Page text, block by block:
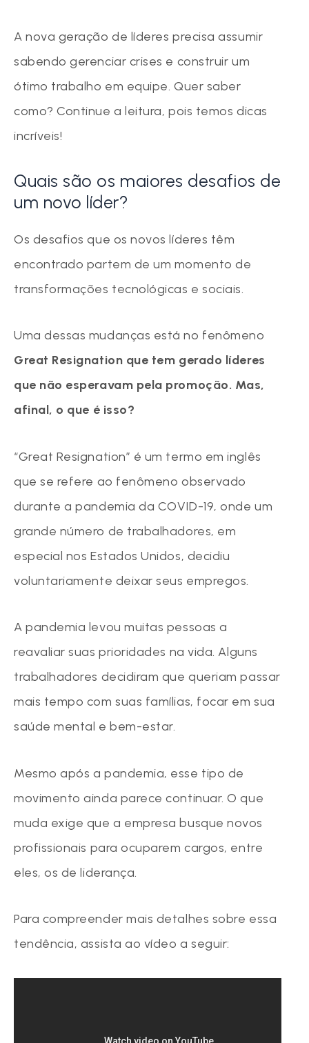
A nova geração de líderes precisa assumir
sabendo gerenciar crises e construir um
ótimo trabalho em equipe. Quer saber
como? Continue a leitura, pois temos dicas
incríveis!
Quais são os maiores desafios de
um novo líder?
Os desafios que os novos líderes têm
encontrado partem de um momento de
transformações tecnológicas e sociais.
Uma dessas mudanças está no fenômeno
Great Resignation que tem gerado líderes
que não esperavam pela promoção. Mas,
afinal, o que é isso?
“Great Resignation” é um termo em inglês
que se refere ao fenômeno observado
durante a pandemia da COVID-19, onde um
grande número de trabalhadores, em
especial nos Estados Unidos, decidiu
voluntariamente deixar seus empregos.
A pandemia levou muitas pessoas a
reavaliar suas prioridades na vida. Alguns
trabalhadores decidiram que queriam passar
mais tempo com suas famílias, focar em sua
saúde mental e bem-estar.
Mesmo após a pandemia, esse tipo de
movimento ainda parece continuar. O que
muda exige que a empresa busque novos
profissionais para ocuparem cargos, entre
eles, os de liderança.
Para compreender mais detalhes sobre essa
tendência, assista ao vídeo a seguir: